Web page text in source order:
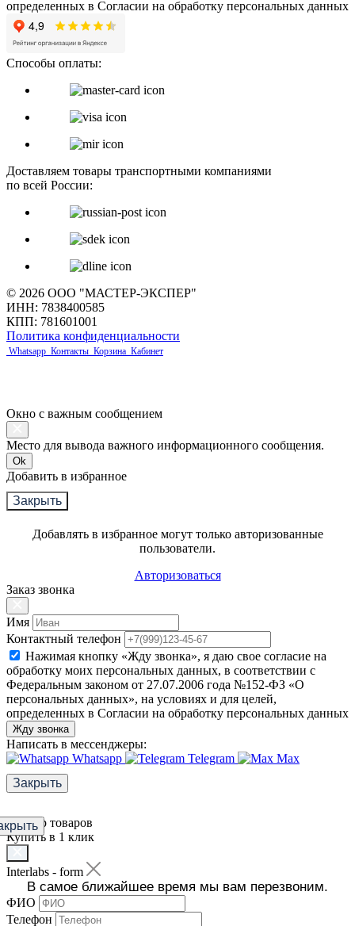
определенных в Согласии на обработку персональных данных
Способы оплаты:
Доставляем товары транспортными компаниями
по всей России:
© 2026 ООО "МАСТЕР-ЭКСПЕР"
ИНН: 7838400585
КПП: 781601001
Политика конфиденциальности
Whatsapp Контакты Корзина Кабинет
Окно с важным сообщением
Место для вывода важного информационного сообщения.
Ok
Добавить в избранное
Закрыть
Добавлять в избранное могут только авторизованные
пользователи.
Авторизоваться
Заказ звонка
Имя
Контактный телефон
Нажимая кнопку «Жду звонка», я даю свое согласие на
обработку моих персональных данных, в соответствии с
Федеральным законом от 27.07.2006 года №152-ФЗ «О
персональных данных», на условиях и для целей,
определенных в Согласии на обработку персональных данных
Жду звонка
Написать в мессенджеры:
Whatsapp
Telegram
Max
Закрыть
Фильтр товаров
Купить в 1 клик
Interlabs - form
В самое ближайшее время мы вам перезвоним.
ФИО
Телефон